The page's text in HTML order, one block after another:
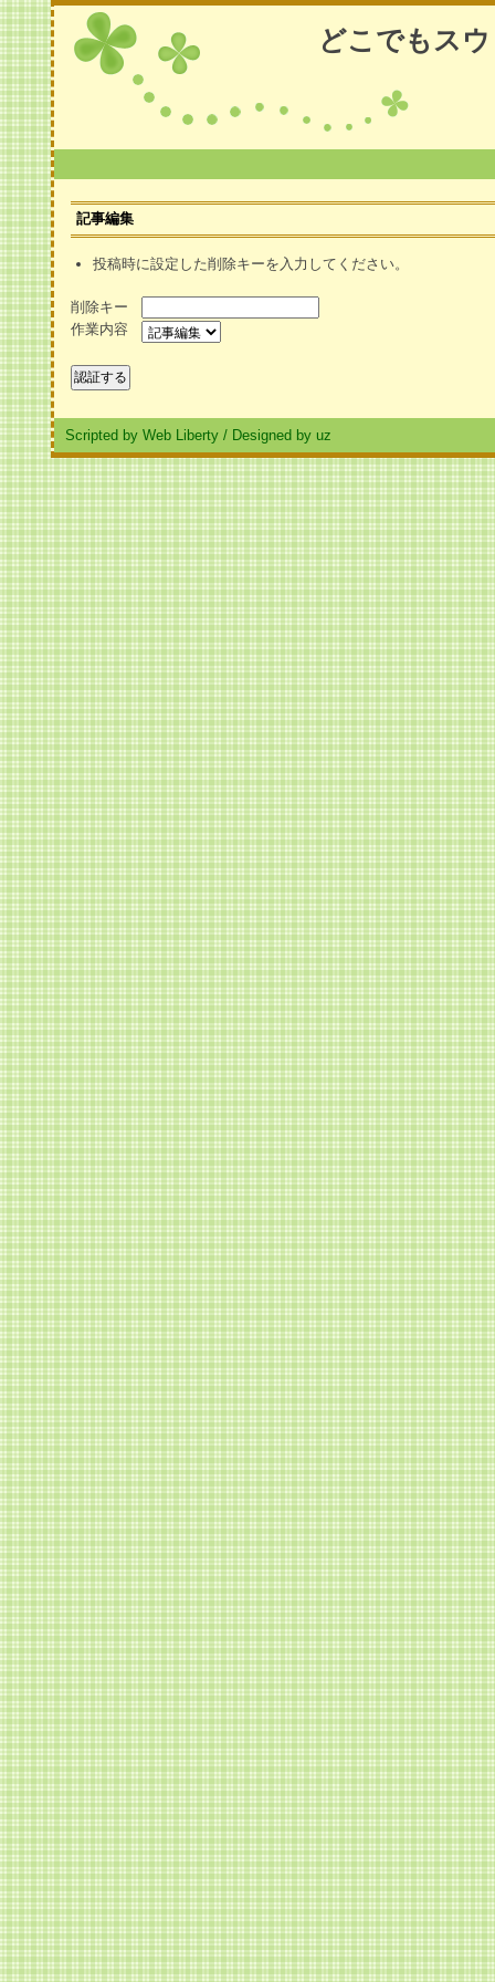
どこでもス
記事編集
投稿時に設定した削除キーを入力してください。
削除キー
作業内容
Scripted by Web Liberty / Designed by uz